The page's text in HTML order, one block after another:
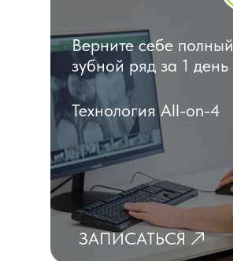
Технология All-on-4
Верните себе полный
зубной ряд за 1 день
ЗАПИСАТЬСЯ